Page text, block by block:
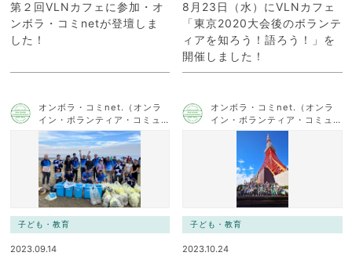
第２回VLNカフェに参加・オ
ンボラ・コミnetが登壇しま
した！
8月23日（水）にVLNカフェ
「東京2020大会後のボランテ
ィアを知ろう！語ろう！」を
開催しました！
オンボラ・コミnet.（オンラ
イン・ボランティア・コミュ
ニケーション・ネットワー
ク）
子ども・教育
2023.09.14
オンボラ・コミnet.（オンラ
イン・ボランティア・コミュ
ニケーション・ネットワー
子ども・教育
2023.10.24